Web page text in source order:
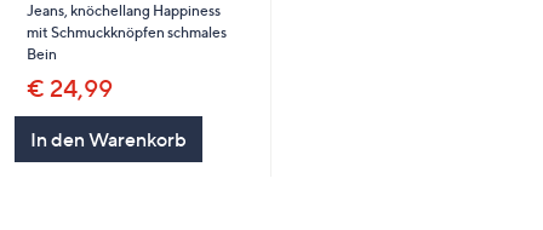
Jeans, knöchellang Happiness
mit Schmuckknöpfen schmales
Bein
€ 24,99
In den Warenkorb